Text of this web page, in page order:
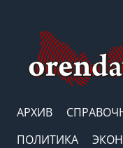
АРХИВ
ПОЛИТИКА